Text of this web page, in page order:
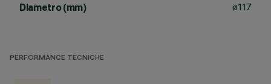
Diametro (mm) ø117
PERFORMANCE TECNICHE